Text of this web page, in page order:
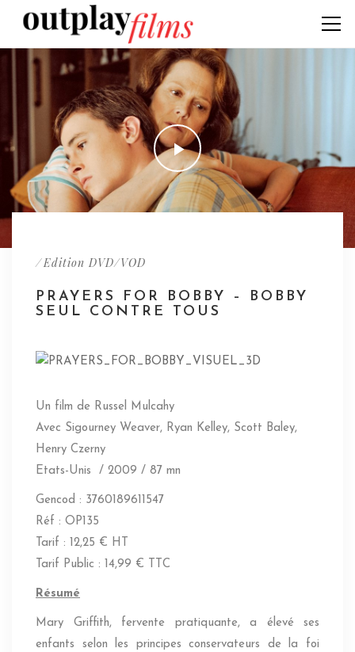
/Edition DVD/VOD
PRAYERS FOR BOBBY – BOBBY
SEUL CONTRE TOUS
Un film de Russel Mulcahy
Avec Sigourney Weaver, Ryan Kelley, Scott Baley,
Henry Czerny
Etats-Unis / 2009 / 87 mn
Gencod : 3760189611547
Réf : OP135
Tarif : 12,25 € HT
Tarif Public : 14,99 € TTC
Résumé
Mary Griffith, fervente pratiquante, a élevé ses
enfants selon les principes conservateurs de la foi